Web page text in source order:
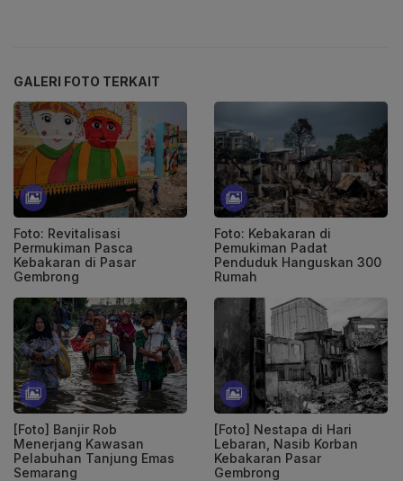
GALERI FOTO TERKAIT
Foto: Revitalisasi
Permukiman Pasca
Kebakaran di Pasar
Gembrong
Foto: Kebakaran di
Pemukiman Padat
Penduduk Hanguskan 300
Rumah
[Foto] Banjir Rob
Menerjang Kawasan
Pelabuhan Tanjung Emas
Semarang
[Foto] Nestapa di Hari
Lebaran, Nasib Korban
Kebakaran Pasar
Gembrong